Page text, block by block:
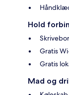
Hold
Gratis
Gratis
Mad og